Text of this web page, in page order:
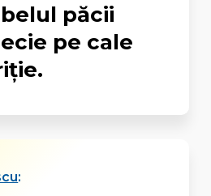
păcii
pe cale
: